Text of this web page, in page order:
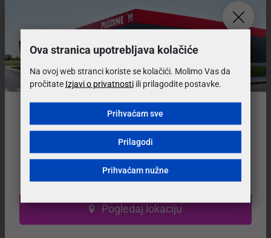
Koji su uvijeti i cijena dostave?
Može li se proizvod prije kupovine pogledati?
Preporučeni proizvodi
Preselili smo nanovu lokaciju!
Naš prodajni salon se nalazi na novoj adresi.
Posjetite nas u novom, modernijem prostoru!
Pogledaj lokaciju
Ova stranica upotrebljava kolačiće
Na ovoj web stranci koriste se kolačići. Molimo Vas da
pročitate Izjavi o privatnostiili prilagodite postavke.
Prihvaćam nužne
Prilagodi
Prihvaćam sve